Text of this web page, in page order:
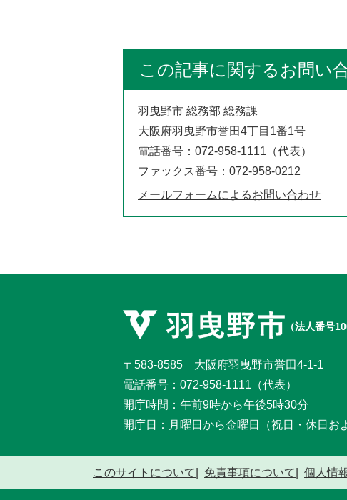
この記事に関するお問い
羽曳野市 総務部 総務課
大阪府羽曳野市誉田4丁目1番1号
電話番号：072-958-1111（代表）
ファックス番号：072-958-0212
メールフォームによるお問い合わせ
（法人番号
〒583-8585 大阪府羽曳野市誉田4-1-1
電話番号： 072-958-1111 （代表）
開庁時間：午前9時から午後5時30分
開庁日：月曜日から金曜日
（祝日・休日お
このサイトについて 免責事項について 個人情